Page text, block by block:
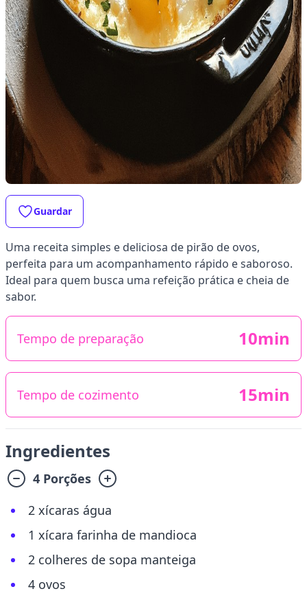
Guardar
Uma receita simples e deliciosa de pirão de ovos,
perfeita para um acompanhamento rápido e saboroso.
Ideal para quem busca uma refeição prática e cheia de
sabor.
Tempo de preparação 10min
Tempo de cozimento 15min
Ingredientes
4 Porções
2 xícaras água
1 xícara farinha de mandioca
2 colheres de sopa manteiga
4 ovos